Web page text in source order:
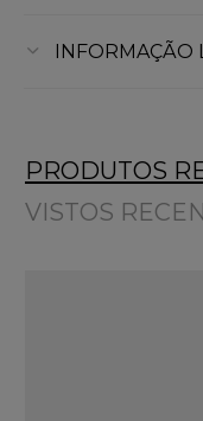
INFORMAÇÃO
PRODUTOS
VISTOS